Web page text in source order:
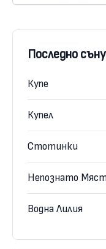
Последно
Купе
Купел
Стотинки
Непознато
Водна Лилия